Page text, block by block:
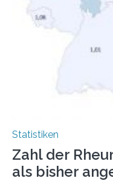
Statistiken
Zahl der
als bisher